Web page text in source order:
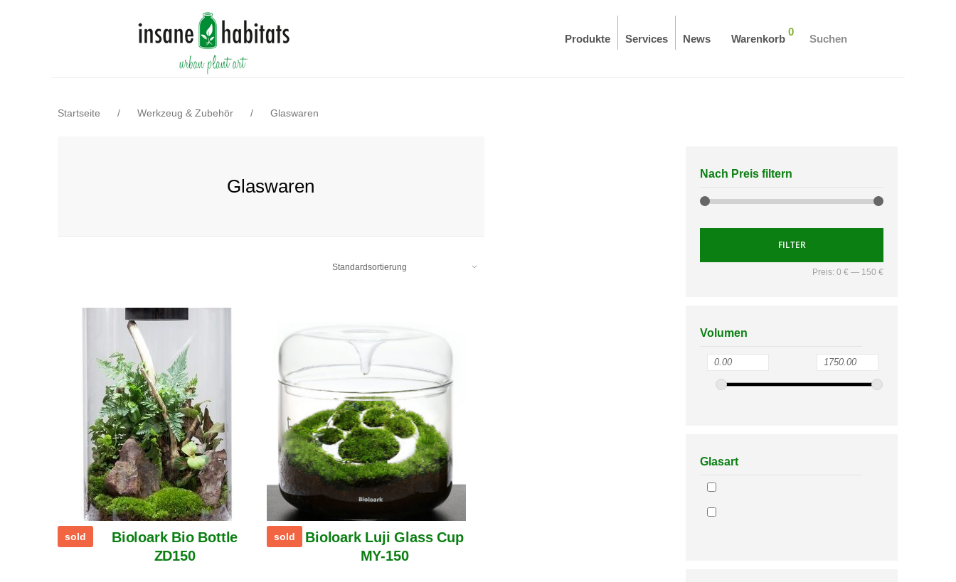
Suchen
Warenkorb
0
Produkte Services News
Startseite / Werkzeug & Zubehör / Glaswaren
Glaswaren
sold
Bioloark Bio Bottle
ZD150
sold
Bioloark Luji Glass Cup
MY-150
Nach Preis filtern
FILTER
Preis:0 € — 150 €
Volumen
Glasart